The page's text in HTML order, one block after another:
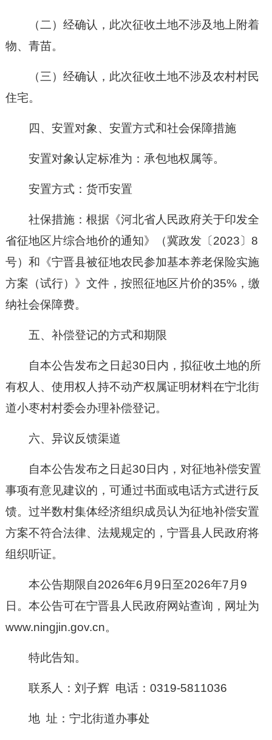
（二）经确认，此次征收土地不涉及地上附着
物、青苗。
（三）经确认，此次征收土地不涉及农村村民
住宅。
四、安置对象、安置方式和社会保障措施
安置对象认定标准为：承包地权属等。
安置方式：货币安置
社保措施：根据《河北省人民政府关于印发全
省征地区片综合地价的通知》（冀政发〔2023 〕 8
号）和《宁晋县被征地农民参加基本养老保险实施
方案（试行）》文件，按照征地区片价的35%，缴
纳社会保障费。
五、补偿登记的方式和期限
自本公告发布之日起30日内，拟征收土地的所
有权人、使用权人持不动产权属证明材料在宁北街
道小枣村村委会办理补偿登记。
六、异议反馈渠道
自本公告发布之日起30日内，对征地补偿安置
事项有意见建议的，可通过书面或电话方式进行反
馈。过半数村集体经济组织成员认为征地补偿安置
方案不符合法律、法规规定的，宁晋县人民政府将
组织听证。
本公告期限自2026年6 月 9 日至2026年7 月 9
日。本公告可在宁晋县人民政府网站查询，网址为
www.ningjin.gov.cn。
特此告知。
联系人：刘子辉 电话：0319-5811036
地 址：宁北街道办事处